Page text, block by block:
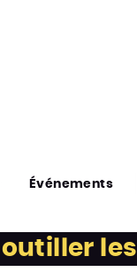
Événements
les